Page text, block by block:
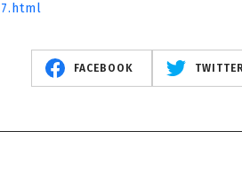
FACEBOOK